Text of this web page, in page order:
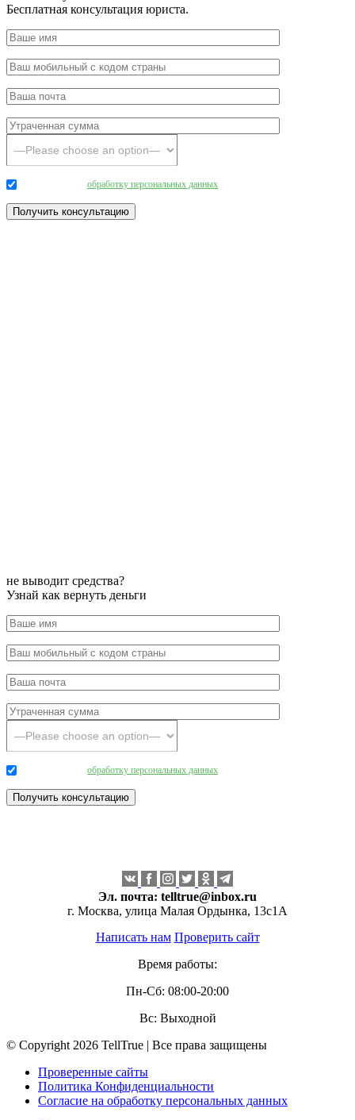
Бесплатная консультация юриста.
обработку персональных данных
не выводит средства?
Узнай как вернуть деньги
обработку персональных данных
Эл. почта: telltrue@inbox.ru
г. Москва, улица Малая Ордынка, 13с1А
Написать нам Проверить сайт
Время работы:
Пн-Сб: 08:00-20:00
Вс: Выходной
© Copyright 2026 TellTrue | Все права защищены
Проверенные сайты
Политика Конфиденциальности
Согласие на обработку персональных данных